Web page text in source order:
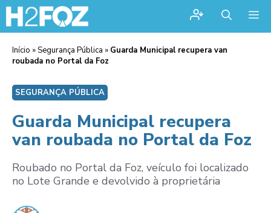
Início »Segurança Pública » Guarda Municipal recupera van
roubada no Portal da Foz
SEGURANÇA PÚBLICA
Guarda Municipal recupera
van roubada no Portal da Foz
Roubado no Portal da Foz, veículo foi localizado
no Lote Grande e devolvido à proprietária